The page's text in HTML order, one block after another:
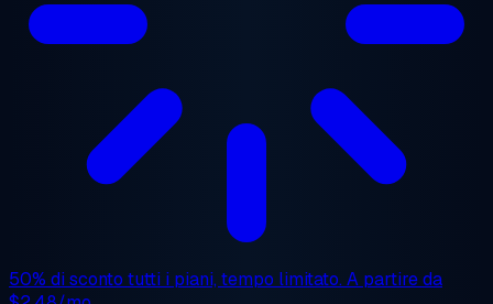
50% di sconto tutti i piani, tempo limitato. A partire da